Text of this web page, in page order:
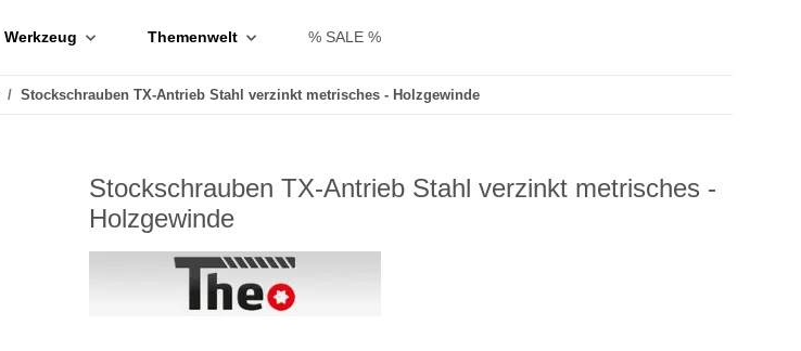
Werkzeug Themenwelt % SALE %
Stockschrauben TX-Antrieb Stahl verzinkt metrisches - Holzgewinde
Stockschrauben TX-Antrieb Stahl verzinkt metrisches -
Holzgewinde